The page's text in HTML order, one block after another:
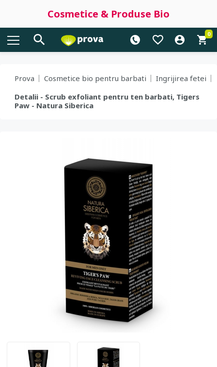
Cosmetice & Produse Bio
0
Prova Cosmetice bio pentru barbati
Ingrijirea fetei
Detalii - Scrub exfoliant pentru ten barbati, Tigers
Paw - Natura Siberica